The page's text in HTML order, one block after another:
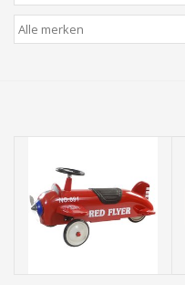
Zeeuws/Streek
Elektra
Baby & Peuter